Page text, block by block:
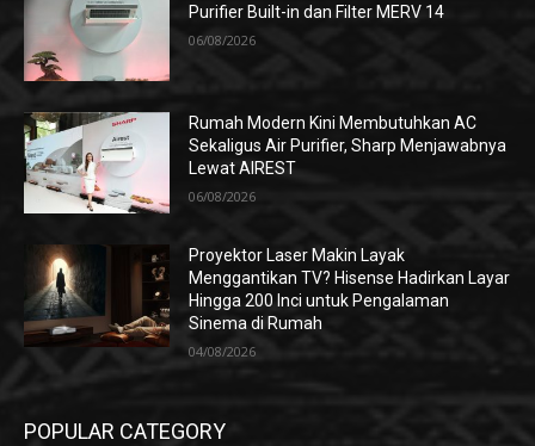
Purifier Built-in dan Filter MERV 14
06/08/2026
Rumah Modern Kini Membutuhkan AC
Sekaligus Air Purifier, Sharp Menjawabnya
Lewat AIREST
06/08/2026
Proyektor Laser Makin Layak
Menggantikan TV? Hisense Hadirkan Layar
Hingga 200 Inci untuk Pengalaman
Sinema di Rumah
04/08/2026
POPULAR CATEGORY